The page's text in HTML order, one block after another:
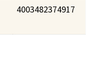
4003482374917